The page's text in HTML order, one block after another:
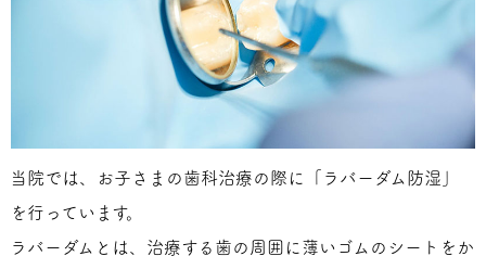
当院では、お子さまの歯科治療の際に「ラバーダム防湿」
を行っています。
ラバーダムとは、治療する歯の周囲に薄いゴムのシートをか